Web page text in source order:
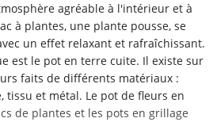
agréable à l'intérieur et à
à plantes, une plante pousse, se
un effet relaxant et rafraîchissant.
est le pot en terre cuite. Il existe sur
faits de différents matériaux :
tissu et métal. Le pot de fleurs en
de plantes et les pots en grillage